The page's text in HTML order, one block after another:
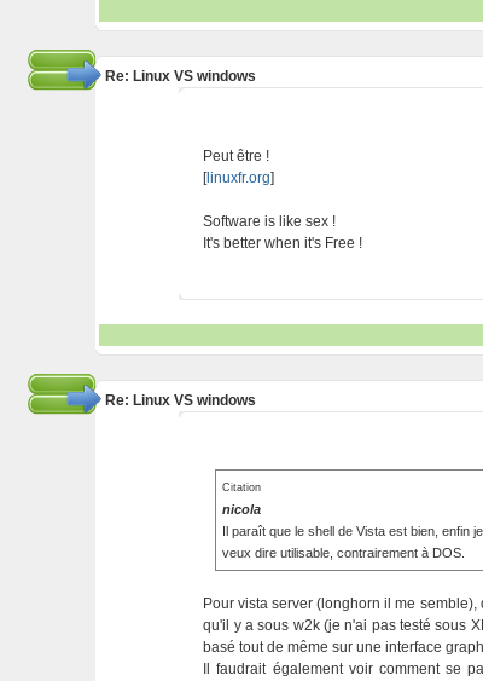
Re: Linux VS windows
Peut être !
[linuxfr.org]
Software is like sex !
It's better when it's Free !
Re: Linux VS windows
Citation
nicola
Il paraît que le shell de Vista est bien, enfin je
veux dire utilisable, contrairement à DOS.
Pour vista server (longhorn il me
qu'il y a sous w2k (je n'ai pas testé sous
basé tout de même sur une interface
Il faudrait également voir comment se